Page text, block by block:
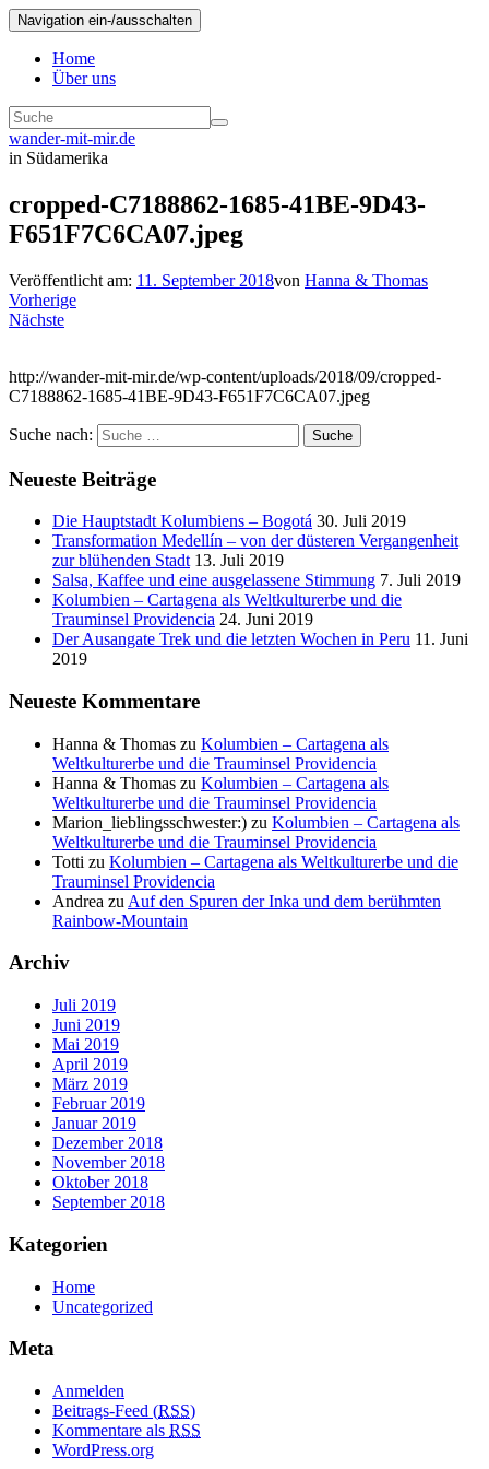
Navigation ein-/ausschalten
Home
Über uns
wander-mit-mir.de
in Südamerika
cropped-C7188862-1685-41BE-9D43-
F651F7C6CA07.jpeg
Veröffentlicht am: 11. September 2018von Hanna & Thomas
Vorherige
Nächste
http://wander-mit-mir.de/wp-content/uploads/2018/09/cropped-
C7188862-1685-41BE-9D43-F651F7C6CA07.jpeg
Suche nach: Suche
Neueste Beiträge
Die Hauptstadt Kolumbiens – Bogotá 30. Juli 2019
Transformation Medellín – von der düsteren Vergangenheit
zur blühenden Stadt 13. Juli 2019
Salsa, Kaffee und eine ausgelassene Stimmung 7. Juli 2019
Kolumbien – Cartagena als Weltkulturerbe und die
Trauminsel Providencia 24. Juni 2019
Der Ausangate Trek und die letzten Wochen in Peru 11. Juni
2019
Neueste Kommentare
Hanna & Thomas zu Kolumbien – Cartagena als
Weltkulturerbe und die Trauminsel Providencia
Hanna & Thomas zu Kolumbien – Cartagena als
Weltkulturerbe und die Trauminsel Providencia
Marion_lieblingsschwester:) zu Kolumbien – Cartagena als
Weltkulturerbe und die Trauminsel Providencia
Totti zu Kolumbien – Cartagena als Weltkulturerbe und die
Trauminsel Providencia
Andrea zu Auf den Spuren der Inka und dem berühmten
Rainbow-Mountain
Archiv
Juli 2019
Juni 2019
Mai 2019
April 2019
März 2019
Februar 2019
Januar 2019
Dezember 2018
November 2018
Oktober 2018
September 2018
Kategorien
Home
Uncategorized
Meta
Anmelden
Beitrags-Feed (RSS)
Kommentare als RSS
WordPress.org